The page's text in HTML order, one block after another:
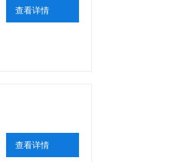
查看详情
查看详情